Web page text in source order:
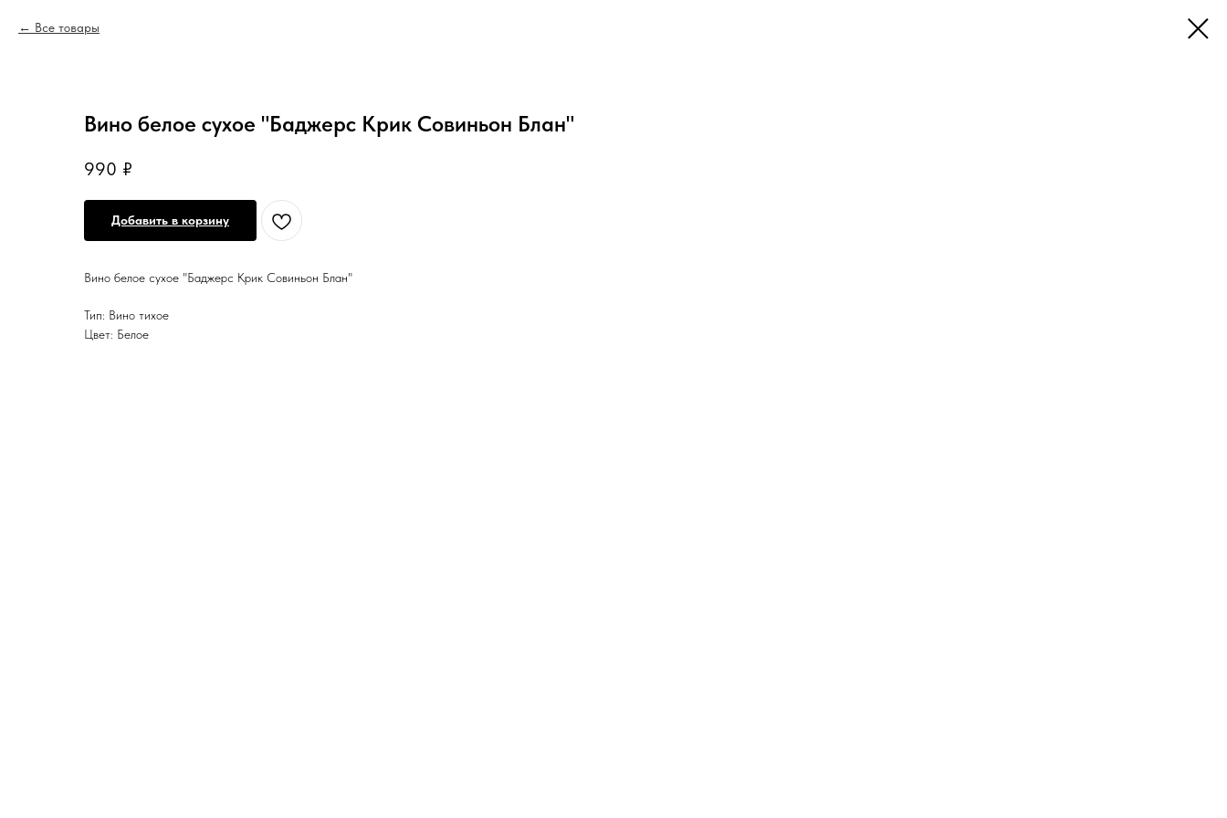
Все товары
Вино белое сухое "Баджерс Крик Совиньон Блан"
990 ₽
Добавить в корзину
Вино белое сухое "Баджерс Крик Совиньон Блан"
Тип: Вино тихое
Цвет: Белое